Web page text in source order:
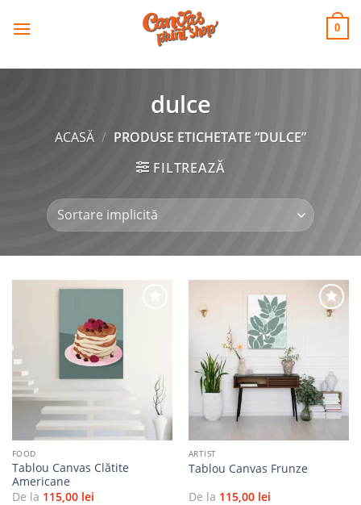
CANVAS
PRINT SHOP 0
dulce
ACASĂ / PRODUSE ETICHETATE “DULCE”
FILTREAZĂ
FOOD
Tablou Canvas Clătite
Americane
De la 115,00 lei
favorite
ARTIST
Tablou Canvas Frunze
De la 115,00 lei